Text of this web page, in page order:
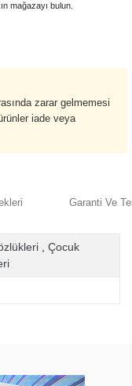
mağazayı bulun.
zarar gelmemesi
iade veya
Garanti Ve
Çocuk